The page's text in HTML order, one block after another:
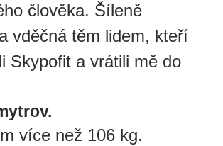
člověka. Šíleně
vděčná těm lidem, kteří
Skypofit a vrátili mě do
více než 106 kg.